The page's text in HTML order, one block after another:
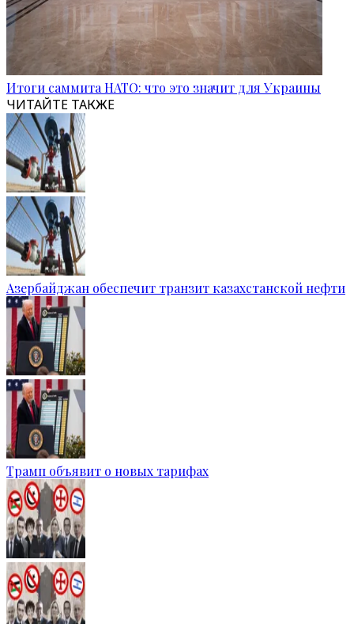
Итоги саммита НАТО: что это значит для Украины
ЧИТАЙТЕ ТАКЖЕ
Азербайджан обеспечит транзит казахстанской нефти
Трамп объявит о новых тарифах